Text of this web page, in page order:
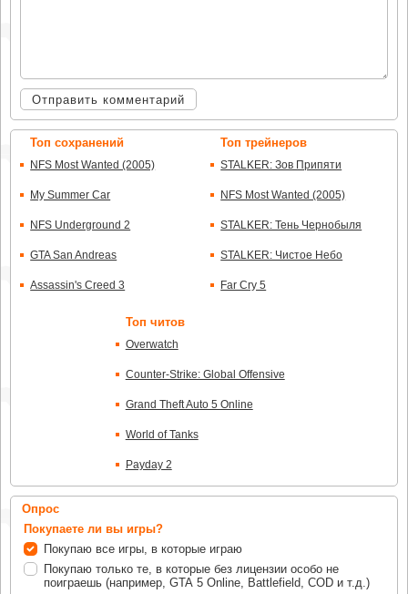
Топ сохранений
NFS Most Wanted (2005)
My Summer Car
NFS Underground 2
GTA San Andreas
Assassin's Creed 3
Топ трейнеров
STALKER: Зов Припяти
NFS Most Wanted (2005)
STALKER: Тень Чернобыля
STALKER: Чистое Небо
Far Cry 5
Топ читов
Overwatch
Counter-Strike: Global Offensive
Grand Theft Auto 5 Online
World of Tanks
Payday 2
Отправить комментарий
Опрос
Покупаете ли вы игры?
Покупаю все игры, в которые играю
Покупаю только те, в которые без лицензии особо не
поиграешь (например, GTA 5 Online, Battlefield, COD и т.д.)